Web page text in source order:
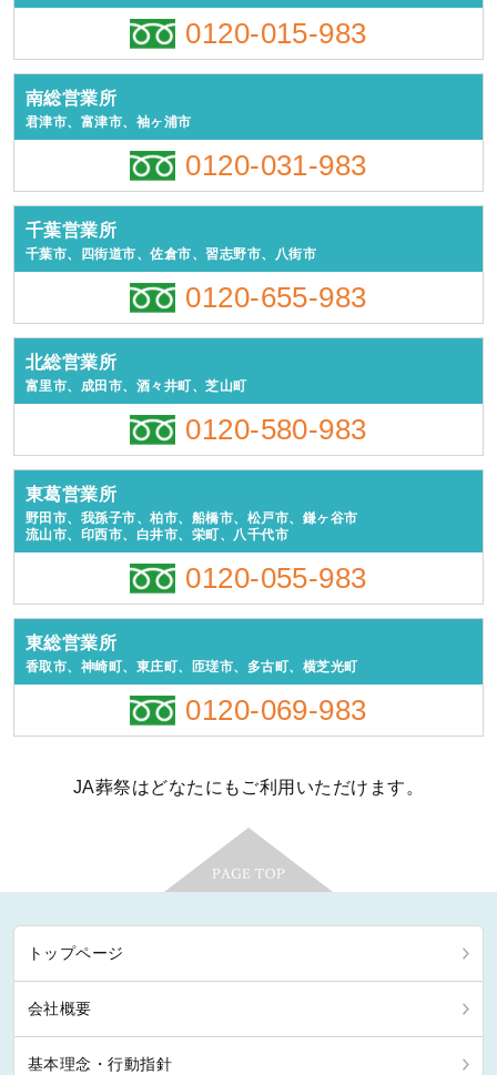
0120-015-983
南総営業所
君津市、富津市、袖ヶ浦市
0120-031-983
千葉営業所
千葉市、四街道市、佐倉市、習志野市、八街市
0120-655-983
北総営業所
富里市、成田市、酒々井町、芝山町
0120-580-983
東葛営業所
野田市、我孫子市、柏市、船橋市、松戸市、鎌ヶ谷市
流山市、印西市、白井市、栄町、八千代市
0120-055-983
東総営業所
香取市、神崎町、東庄町、匝瑳市、多古町、横芝光町
0120-069-983
JA葬祭はどなたにもご利用いただけます。
トップページ
会社概要
基本理念・行動指針